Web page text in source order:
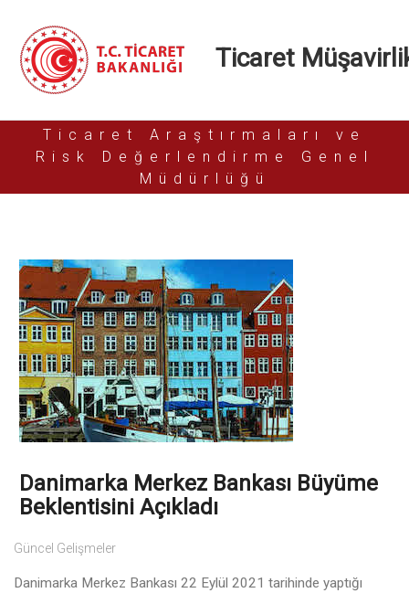
Ticaret
Ticaret Araştırmaları ve
Risk Değerlendirme Genel
Müdürlüğü
Danimarka Merkez Bankası Büyüme
Beklentisini Açıkladı
Güncel Gelişmeler
Danimarka Merkez Bankası 22 Eylül 2021 tarihinde yaptığı